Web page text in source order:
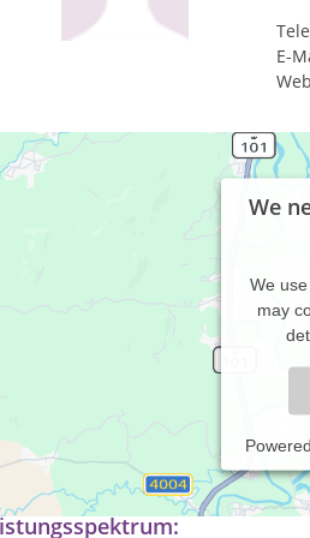
E-
We
We
may
für Babyosteopathie,